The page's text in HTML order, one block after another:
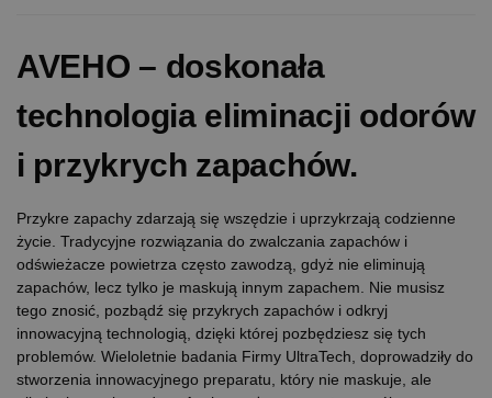
AVEHO – doskonała
technologia eliminacji odorów
i przykrych zapachów.
Przykre zapachy zdarzają się wszędzie i uprzykrzają codzienne
życie. Tradycyjne rozwiązania do zwalczania zapachów i
odświeżacze powietrza często zawodzą, gdyż nie eliminują
zapachów, lecz tylko je maskują innym zapachem. Nie musisz
tego znosić, pozbądź się przykrych zapachów i odkryj
innowacyjną technologią, dzięki której pozbędziesz się tych
problemów. Wieloletnie badania Firmy UltraTech, doprowadziły do
stworzenia innowacyjnego preparatu, który nie maskuje, ale